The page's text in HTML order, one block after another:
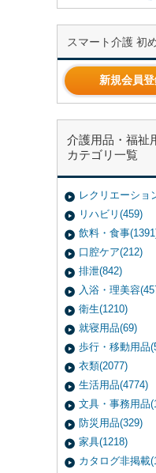
スマート介護 初
新規会員
介護用品・福祉
カテゴリ一覧
レクリエーショ
リハビリ(459)
飲料・食事
口腔ケア(212)
排泄(842)
入浴・理美容
衛生(1210)
就寝用品(69)
歩行・移動用品
衣類(2077)
生活用品(4774)
文具・事務用品
防災用品(329)
家具(1218)
カタログ非掲載